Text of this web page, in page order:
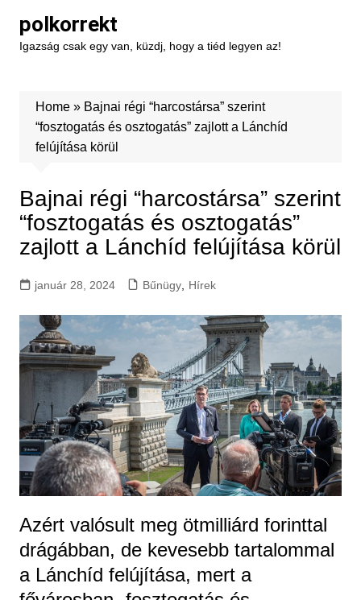
content
polkorrekt
Igazság csak egy van, küzdj, hogy a tiéd legyen az!
Home» Bajnai régi “harcostársa” szerint
“fosztogatás és osztogatás” zajlott a Lánchíd
felújítása körül
Bajnai régi “harcostársa” szerint
“fosztogatás és osztogatás”
zajlott a Lánchíd felújítása körül
január 28, 2024 Bűnügy, Hírek
Azért valósult meg ötmilliárd forinttal
drágábban, de kevesebb tartalommal
a Lánchíd felújítása, mert a